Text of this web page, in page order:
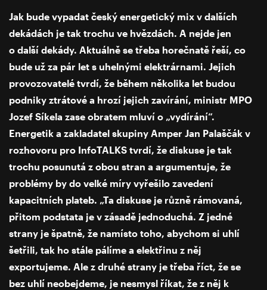
Jak bude vypadat český energetický mix v dalších
dekádách je tak trochu ve hvězdách. A nejde jen
o další dekády. Aktuálně se třeba horečnatě řeší, co
bude už za pár let s uhelnými elektrárnami. Jejich
provozovatelé tvrdí, že během několika let budou
podniky ztrátové a hrozí jejich zavírání, ministr MPO
Jozef Síkela zase obratem mluví o „vydírání“.
Energetik a zakladatel skupiny Amper Jan Palaščák v
rozhovoru pro InfoTALKS tvrdí, že diskuse je tak
trochu posunutá z obou stran a argumentuje, že
problémy by do velké míry vyřešilo zavedení
kapacitních plateb. „Ta diskuse je různě rámovaná,
přitom podstata je v zásadě jednoduchá. Z jedné
strany je špatně, že namísto toho, abychom si uhlí
šetřili, tak ho stále pálíme a elektřinu z něj
exportujeme. Ale z druhé strany je třeba říct, že se
bez uhlí neobejdeme, je nesmysl říkat, že z něj k